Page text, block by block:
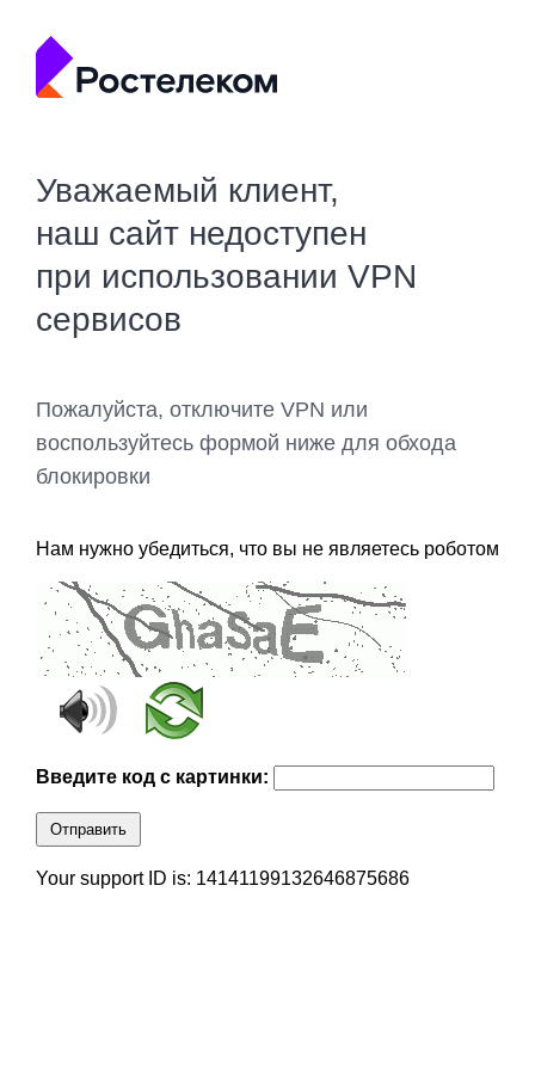
Уважаемый клиент,
наш сайт недоступен
при использовании VPN
сервисов
Пожалуйста, отключите VPN или
воспользуйтесь формой ниже для обхода
блокировки
Нам нужно убедиться, что вы не являетесь роботом
Введите код с картинки:
Отправить
Your support ID is: 14141199132646875686